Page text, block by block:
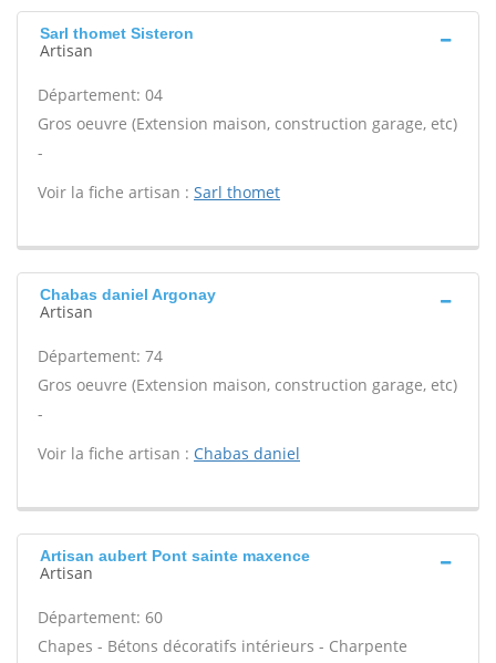
Sarl thomet Sisteron
Artisan
Département: 04
Gros oeuvre (Extension maison, construction garage, etc)
-
Voir la fiche artisan : Sarl thomet
Chabas daniel Argonay
Artisan
Département: 74
Gros oeuvre (Extension maison, construction garage, etc)
-
Voir la fiche artisan : Chabas daniel
Artisan aubert Pont sainte maxence
Artisan
Département: 60
Chapes - Bétons décoratifs intérieurs - Charpente